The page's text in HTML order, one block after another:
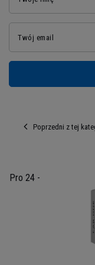
Siła i
Zakupy za
suplementów
czego
który
uboczne
renomowany
Twój email
Poprzedni z tej
Pro 24 -